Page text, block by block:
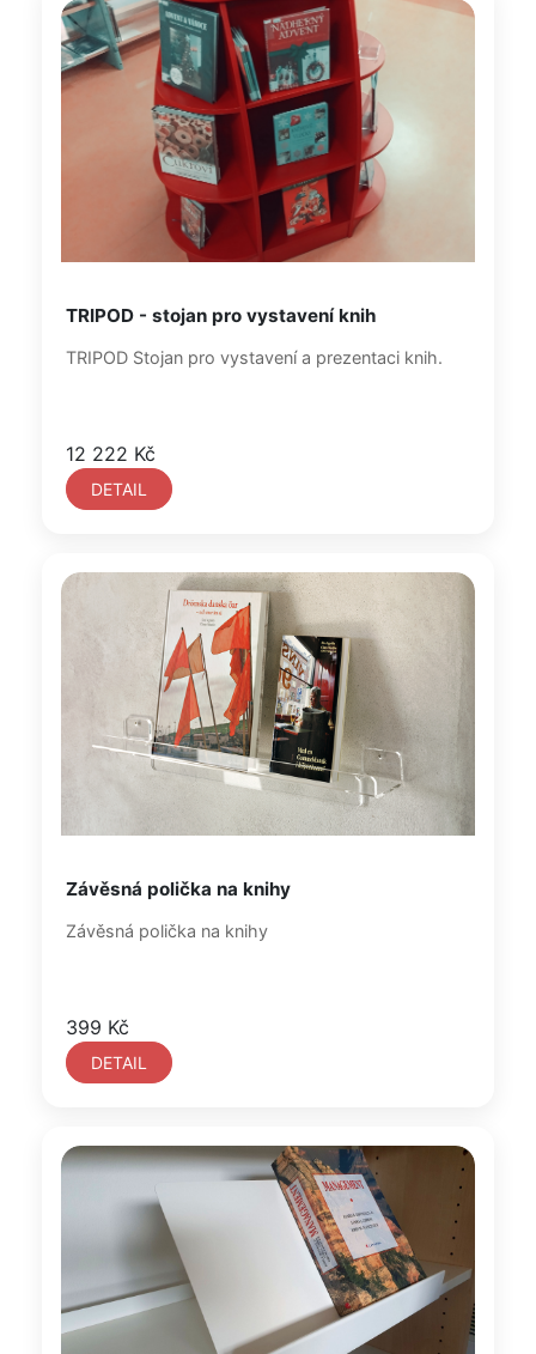
TRIPOD - stojan pro vystavení knih
TRIPOD Stojan pro vystavení a prezentaci knih.
12 222 Kč
DETAIL
Závěsná polička na knihy
Závěsná polička na knihy
399 Kč
DETAIL